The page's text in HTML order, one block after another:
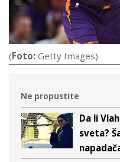
(Foto: Getty Images)
Ne propustite
Da li
sveta?